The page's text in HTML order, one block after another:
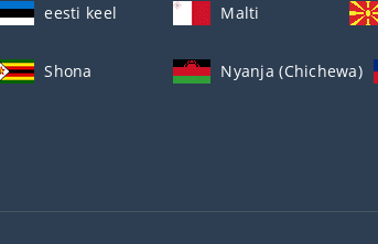
eesti keel Malti
Shona Nyanja (Chichewa)